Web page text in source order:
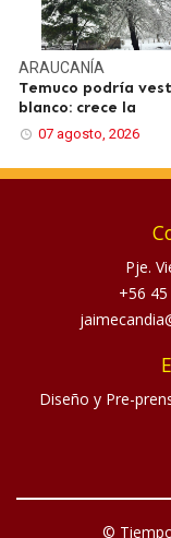
ARAUCANÍA
Temuco podría
blanco: crece la
07 agosto, 2026
Pje.
+56
Diseño y Pre-
©